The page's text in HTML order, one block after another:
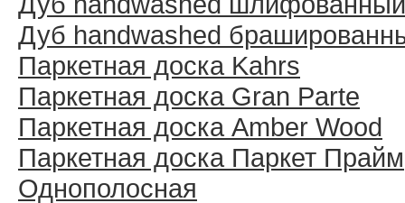
Дуб handwashed
Паркетная доска Kahrs
Паркетная доска Gran Parte
Паркетная доска Amber Wood
Паркетная доска Паркет Прайм
Однополосная